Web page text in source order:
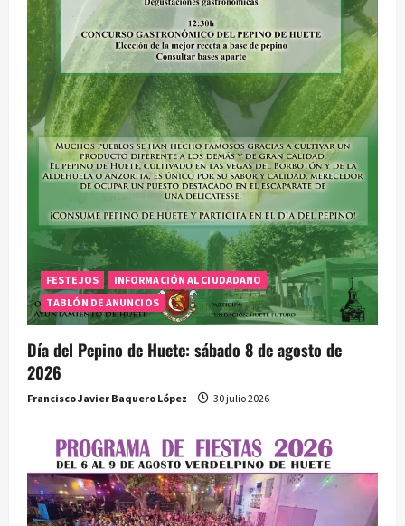
FESTEJOS
INFORMACIÓN AL CIUDADANO
TABLÓN DE ANUNCIOS
Día del Pepino de Huete: sábado 8 de agosto de
2026
Francisco Javier Baquero López 30 julio 2026